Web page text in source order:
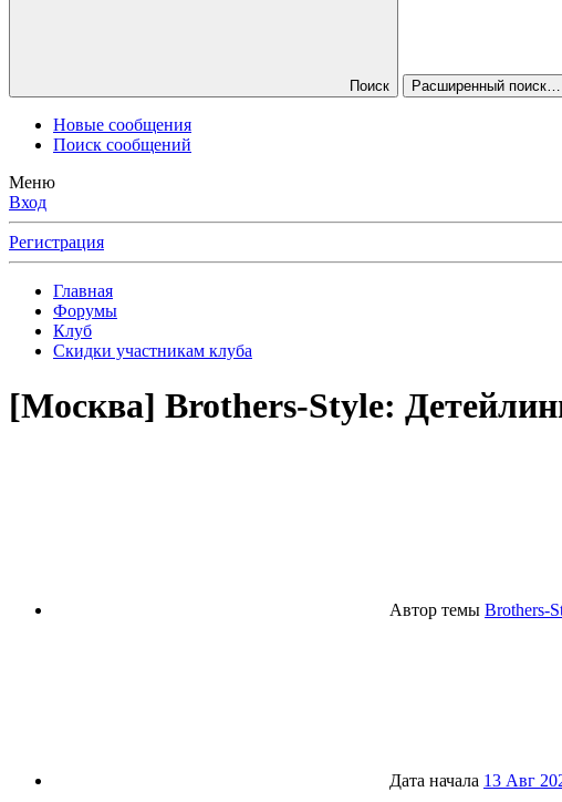
Поиск Расширенный поиск…
Новые сообщения
Поиск сообщений
Меню
Вход
Регистрация
Главная
Форумы
Клуб
Скидки участникам клуба
[Москва] Brothers-Style:
Автор темы Brothers-
Дата начала 13 Авг